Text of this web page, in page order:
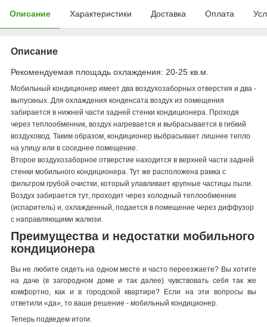
Описание Характеристики Доставка Оплата
Описание
Рекомендуемая площадь охлаждения: 20-25 кв.м.
Мобильный кондиционер имеет два воздухозаборных отверстия и два -
выпускных. Для охлаждения конденсата воздух из помещения
забирается в нижней части задней стенки кондиционера. Проходя
через теплообменник, воздух нагревается и выбрасывается в гибкий
воздуховод. Таким образом, кондиционер выбрасывает лишнее тепло
на улицу или в соседнее помещение.
Второе воздухозаборное отверстие находится в верхней части задней
стенки мобильного кондиционера. Тут же расположена рамка с
фильтром грубой очистки, который улавливает крупные частицы пыли.
Воздух забирается тут, проходит через холодный теплообменник
(испаритель) и, охлажденный, подается в помещение через диффузор
с направляющими жалюзи.
Преимущества и недостатки мобильного
кондиционера
Вы не любите сидеть на одном месте и часто переезжаете? Вы хотите
на даче (в загородном доме и так далее) чувствовать себя так же
комфортно, как и в городской квартире? Если на эти вопросы вы
ответили «да», то ваше решение - мобильный кондиционер.
Теперь подведем итоги.